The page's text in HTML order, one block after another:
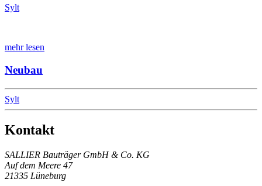
Sylt
mehr lesen
Neubau
Sylt
Kontakt
SALLIER Bauträger GmbH & Co. KG
Auf dem Meere 47
21335 Lüneburg